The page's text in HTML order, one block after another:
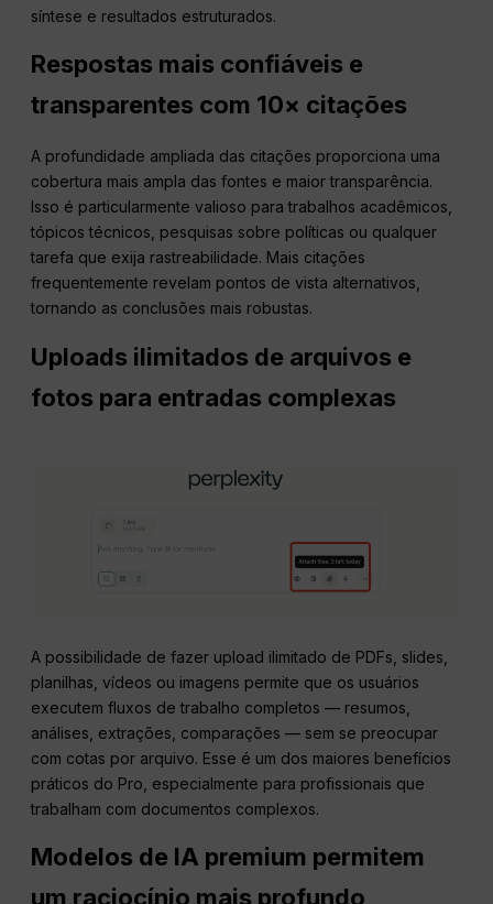
síntese e resultados estruturados.
Respostas mais confiáveis e
transparentes com 10× citações
A profundidade ampliada das citações proporciona uma
cobertura mais ampla das fontes e maior transparência.
Isso é particularmente valioso para trabalhos acadêmicos,
tópicos técnicos, pesquisas sobre políticas ou qualquer
tarefa que exija rastreabilidade. Mais citações
frequentemente revelam pontos de vista alternativos,
tornando as conclusões mais robustas.
Uploads ilimitados de arquivos e
fotos para entradas complexas
A possibilidade de fazer upload ilimitado de PDFs, slides,
planilhas, vídeos ou imagens permite que os usuários
executem fluxos de trabalho completos — resumos,
análises, extrações, comparações — sem se preocupar
com cotas por arquivo. Esse é um dos maiores benefícios
práticos do Pro, especialmente para profissionais que
trabalham com documentos complexos.
Modelos de IA premium permitem
um raciocínio mais profundo